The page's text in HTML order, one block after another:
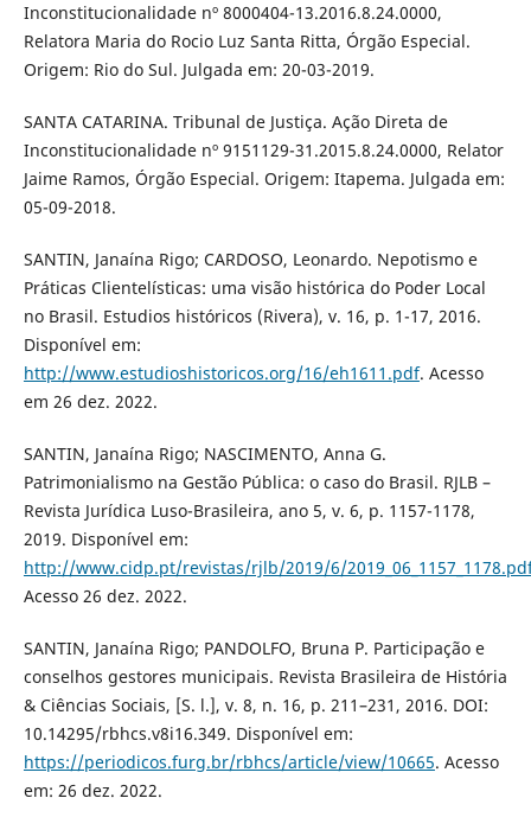
Inconstitucionalidade nº 8000404-13.2016.8.24.0000,
Relatora Maria do Rocio Luz Santa Ritta, Órgão Especial.
Origem: Rio do Sul. Julgada em: 20-03-2019.
SANTA CATARINA. Tribunal de Justiça. Ação Direta de
Inconstitucionalidade nº 9151129-31.2015.8.24.0000, Relator
Jaime Ramos, Órgão Especial. Origem: Itapema. Julgada em:
05-09-2018.
SANTIN, Janaína Rigo; CARDOSO, Leonardo. Nepotismo e
Práticas Clientelísticas: uma visão histórica do Poder Local
no Brasil. Estudios históricos (Rivera), v. 16, p. 1-17, 2016.
Disponível em:
http://www.estudioshistoricos.org/16/eh1611.pdf. Acesso
em 26 dez. 2022.
SANTIN, Janaína Rigo; NASCIMENTO, Anna G.
Patrimonialismo na Gestão Pública: o caso do Brasil. RJLB –
Revista Jurídica Luso-Brasileira, ano 5, v. 6, p. 1157-1178,
2019. Disponível em:
http://www.cidp.pt/revistas/rjlb/2019/6/
Acesso 26 dez. 2022.
SANTIN, Janaína Rigo; PANDOLFO, Bruna P. Participação e
conselhos gestores municipais. Revista Brasileira de História
& Ciências Sociais, [S. l.], v. 8, n. 16, p. 211–231, 2016. DOI:
10.14295/rbhcs.v8i16.349. Disponível em:
https://periodicos.furg.br/rbhcs/article/view/10665. Acesso
em: 26 dez. 2022.